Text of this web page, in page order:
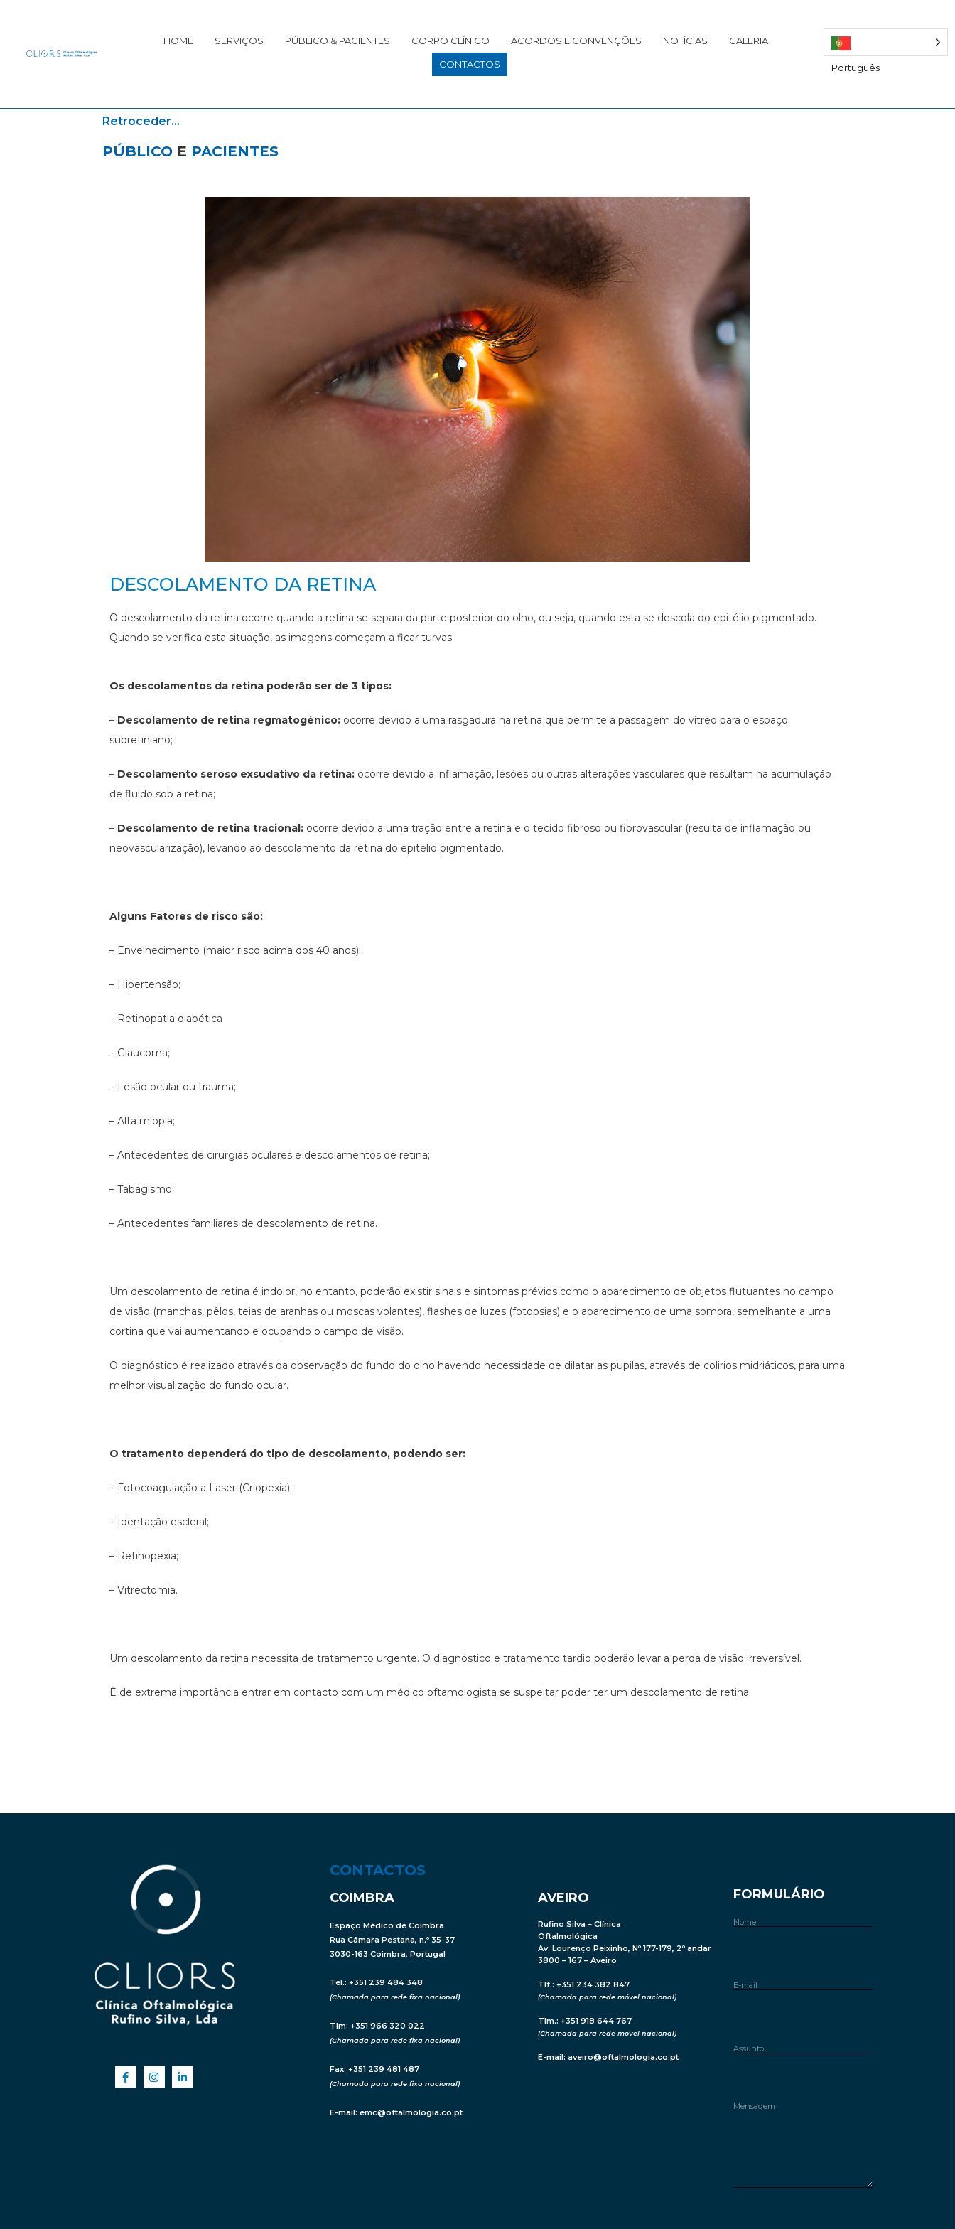
to
HOME SERVIÇOS PÚBLICO & PACIENTES CORPO CLÍNICO ACORDOS E CONVENÇÕES NOTÍCIAS GALERIA
CONTACTOS Português
Retroceder...
PÚBLICO E PACIENTES
DESCOLAMENTO DA RETINA
O descolamento da retina ocorre quando a retina se separa da parte posterior do olho, ou seja, quando esta se descola do epitélio pigmentado.
Quando se verifica esta situação, as imagens começam a ficar turvas.
Os descolamentos da retina poderão ser de 3 tipos:
– Descolamento de retina regmatogénico: ocorre devido a uma rasgadura na retina que permite a passagem do vítreo para o espaço
subretiniano;
– Descolamento seroso exsudativo da retina: ocorre devido a inflamação, lesões ou outras alterações vasculares que resultam na acumulação
de fluído sob a retina;
– Descolamento de retina tracional: ocorre devido a uma tração entre a retina e o tecido fibroso ou fibrovascular (resulta de inflamação ou
neovascularização), levando ao descolamento da retina do epitélio pigmentado.
Alguns Fatores de risco são:
– Envelhecimento (maior risco acima dos 40 anos);
– Hipertensão;
– Retinopatia diabética
– Glaucoma;
– Lesão ocular ou trauma;
– Alta miopia;
– Antecedentes de cirurgias oculares e descolamentos de retina;
– Tabagismo;
– Antecedentes familiares de descolamento de retina.
Um descolamento de retina é indolor, no entanto, poderão existir sinais e sintomas prévios como o aparecimento de objetos flutuantes no campo
de visão (manchas, pêlos, teias de aranhas ou moscas volantes), flashes de luzes (fotopsias) e o aparecimento de uma sombra, semelhante a uma
cortina que vai aumentando e ocupando o campo de visão.
O diagnóstico é realizado através da observação do fundo do olho havendo necessidade de dilatar as pupilas, através de colirios midriáticos, para uma
melhor visualização do fundo ocular.
O tratamento dependerá do tipo de descolamento, podendo ser:
– Fotocoagulação a Laser (Criopexia);
– Identação escleral;
– Retinopexia;
– Vitrectomia.
Um descolamento da retina necessita de tratamento urgente. O diagnóstico e tratamento tardio poderão levar a perda de visão irreversível.
É de extrema importância entrar em contacto com um médico oftamologista se suspeitar poder ter um descolamento de retina.
CONTACTOS
COIMBRA
Espaço Médico de Coimbra
Rua Câmara Pestana, n.º 35-37
3030-163 Coimbra, Portugal
Tel.: +351 239 484 348
(Chamada para rede fixa nacional)
Tlm: +351 966 320 022
(Chamada para rede fixa nacional)
Fax: +351 239 481 487
(Chamada para rede fixa nacional)
E-mail: emc@oftalmologia.co.pt
AVEIRO
Rufino Silva – Clínica
Oftalmológica
Av. Lourenço Peixinho, Nº 177-179, 2º andar
3800 – 167 – Aveiro
Tlf.: +351 234 382 847
(Chamada para rede móvel nacional)
Tlm.: +351 918 644 767
(Chamada para rede móvel nacional)
E-mail:aveiro@oftalmologia.co.pt
FORMULÁRIO